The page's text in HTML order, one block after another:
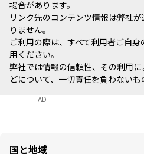
場合があります。
リンク先のコンテンツ情報は弊社
りません。
ご利用の際は、すべて利用者ご自
用ください。
弊社では情報の信頼性、その利用
どについて、一切責任を負わないも
AD
国と地域